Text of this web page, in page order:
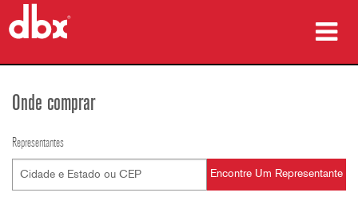
treinamento
Onde comprar
Representantes